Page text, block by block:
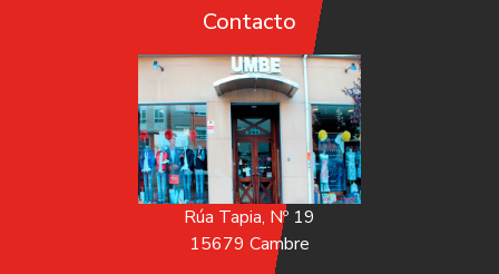
Contacto
Rúa Tapia, Nº 19
15679 Cambre